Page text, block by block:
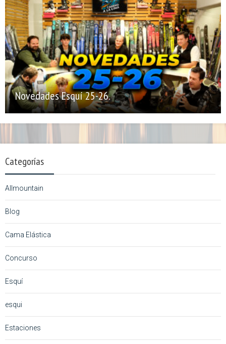
Novedades Esquí 25-26.
Categorías
Allmountain
Blog
Cama Elástica
Concurso
Esquí
esqui
Estaciones